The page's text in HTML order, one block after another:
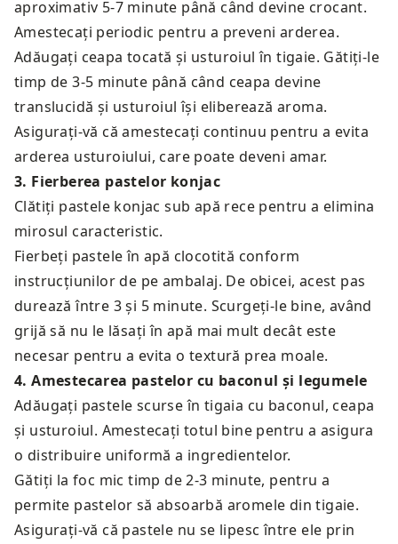
aproximativ 5-7 minute până când devine crocant.
Amestecați periodic pentru a preveni arderea.
Adăugați ceapa tocată și usturoiul în tigaie. Gătiți-le
timp de 3-5 minute până când ceapa devine
translucidă și usturoiul își eliberează aroma.
Asigurați-vă că amestecați continuu pentru a evita
arderea usturoiului, care poate deveni amar.
3. Fierberea pastelor konjac
Clătiți pastele konjac sub apă rece pentru a elimina
mirosul caracteristic.
Fierbeți pastele în apă clocotită conform
instrucțiunilor de pe ambalaj. De obicei, acest pas
durează între 3 și 5 minute. Scurgeți-le bine, având
grijă să nu le lăsați în apă mai mult decât este
necesar pentru a evita o textură prea moale.
4.Amestecarea pastelor cu baconul și legumele
Adăugați pastele scurse în tigaia cu baconul, ceapa
și usturoiul. Amestecați totul bine pentru a asigura
o distribuire uniformă a ingredientelor.
Gătiți la foc mic timp de 2-3 minute, pentru a
permite pastelor să absoarbă aromele din tigaie.
Asigurați-vă că pastele nu se lipesc între ele prin